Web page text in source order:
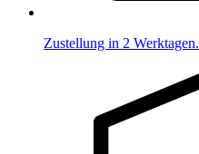
Zustellung in 2 Werktagen.